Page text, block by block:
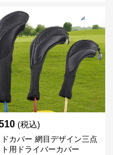
(税込)
カバー 網目デザイン三点
ト用ドライバーカバー